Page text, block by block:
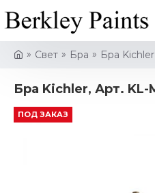
Свет Бра Бра
Бра Kichler, Арт. KL-
ПОД ЗАКАЗ